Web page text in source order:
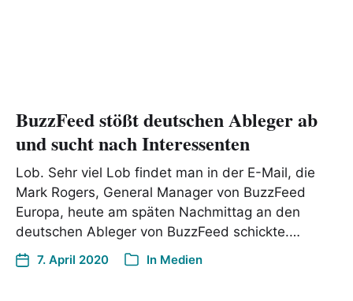
BuzzFeed stößt deutschen Ableger ab
und sucht nach Interessenten
Lob. Sehr viel Lob findet man in der E-Mail, die
Mark Rogers, General Manager von BuzzFeed
Europa, heute am späten Nachmittag an den
deutschen Ableger von BuzzFeed schickte.…
7. April 2020 In Medien